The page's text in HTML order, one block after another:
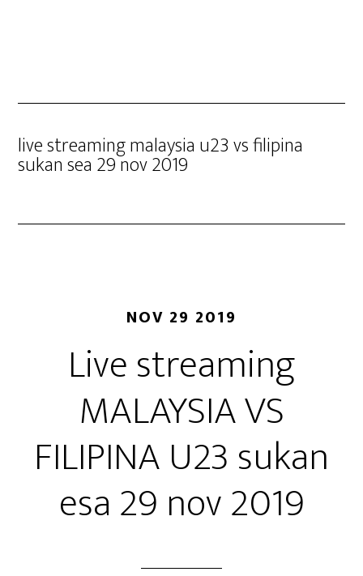
live streaming malaysia u23 vs filipina
sukan sea 29 nov 2019
NOV 29 2019
Live streaming
MALAYSIA VS
FILIPINA U23 sukan
esa 29 nov 2019